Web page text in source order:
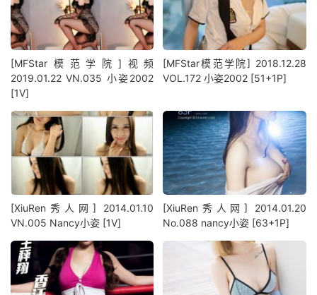
[MFStar模范学院]视频
2019.01.22 VN.035 小姿2002
[1V]
[MFStar模范学院] 2018.12.28
VOL.172 小姿2002 [51+1P]
[XiuRen秀人网] 2014.01.10
VN.005 Nancy小姿 [1V]
[XiuRen秀人网] 2014.01.20
No.088 nancy小姿 [63+1P]